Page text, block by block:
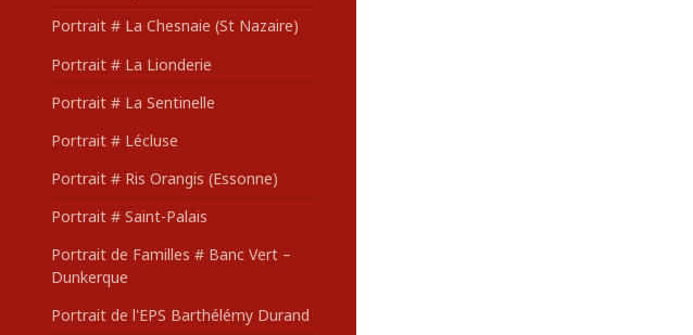
Portrait # La Chesnaie (St Nazaire)
Portrait # La Lionderie
Portrait # La Sentinelle
Portrait # Lécluse
Portrait # Ris Orangis (Essonne)
Portrait # Saint-Palais
Portrait de Familles # Banc Vert –
Dunkerque
Portrait de l'EPS Barthélémy Durand